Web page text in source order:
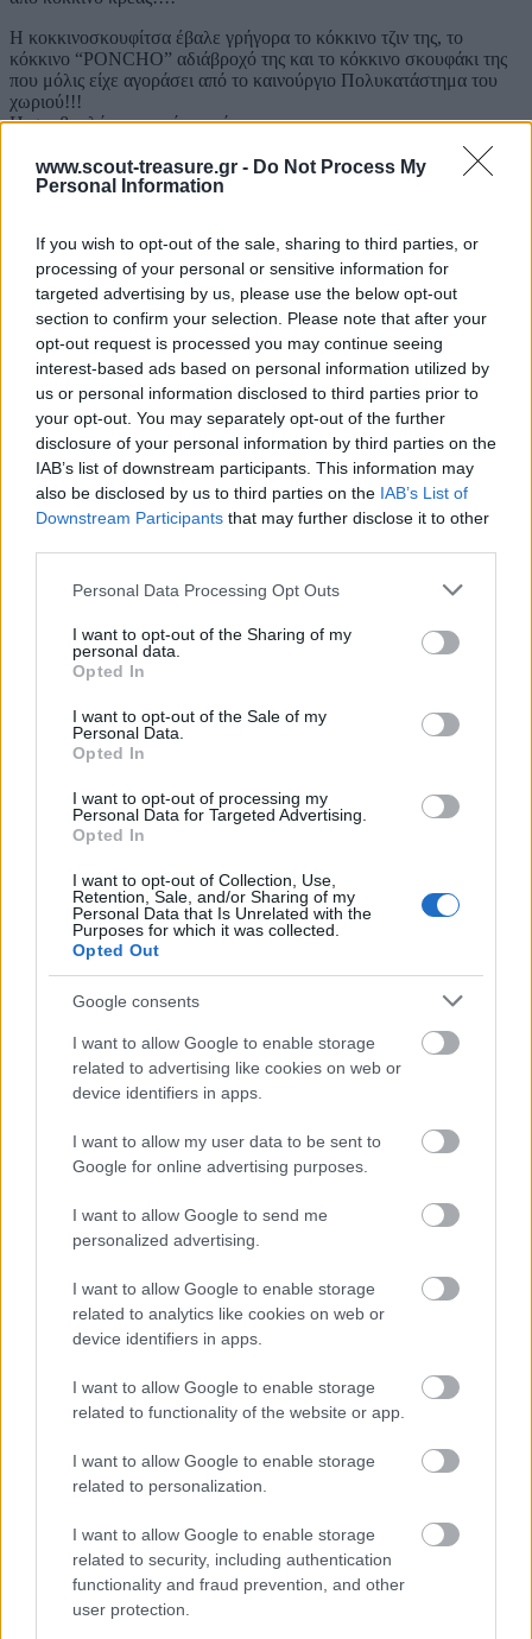
www.scout-treasure.gr - Do Not Process My
Personal Information
If you wish to opt-out of the sale, sharing to third parties, or
processing of your personal or sensitive information for
targeted advertising by us, please use the below opt-out
section to confirm your selection. Please note that after your
opt-out request is processed you may continue seeing
interest-based ads based on personal information utilized by
us or personal information disclosed to third parties prior to
your opt-out. You may separately opt-out of the further
disclosure of your personal information by third parties on the
IAB’s list of downstream participants. This information may
also be disclosed by us to third parties on the IAB’s List of
Downstream Participants that may further disclose it to other
Please note that this website/app uses one or more Google
not limited to your visit or usage behaviour. You may click to
grant or deny consent to Google and its third-party tags to
use your data for below specified purposes in below Google
consent section.
Personal Data Processing Opt Outs
I want to opt-out of the Sharing of my
personal data.
Opted In
I want to opt-out of the Sale of my
Personal Data.
Opted In
I want to opt-out of processing my
Personal Data for Targeted Advertising.
Opted In
I want to opt-out of Collection, Use,
Retention, Sale, and/or Sharing of my
Personal Data that Is Unrelated with the
Purposes for which it was collected.
Opted Out
Google consents
I want to allow Google to enable storage
related to advertising like cookies on web or
device identifiers in apps.
I want to allow my user data to be sent to
Google for online advertising purposes.
I want to allow Google to send me
personalized advertising.
I want to allow Google to enable storage
related to analytics like cookies on web or
device identifiers in apps.
I want to allow Google to enable storage
related to functionality of the website or app.
I want to allow Google to enable storage
related to personalization.
I want to allow Google to enable storage
related to security, including authentication
functionality and fraud prevention, and other
user protection.
Η κοκκινοσκουφίτσα έβαλε γρήγορα το κόκκινο τζιν της, το
κόκκινο “PONCHO” αδιάβροχό της και το κόκκινο σκουφάκι της
που μόλις είχε αγοράσει από το καινούργιο Πολυκατάστημα του
χωριού!!!
Η συμβουλή της μαμάς της ήταν…
– Πρόσεχε κοκκινοσκουφίτσα… στο δάσος υπάρχει ο κακός ο
λύκος… πρόσεχε μην σε πιάσει!!!”
υπήρχε πια… ούτε λουλούδια… ούτε τα αγαπημένα της ζωάκια…
το δάσος ήταν καμένο και παντού υπήρχαν στάχτες και καμένα
δέντρα… Πόσο στενοχωρήθηκε…
Συνέχισε απογοητευμένη ώσπου έφτασε στο σπίτι της γιαγιάς
της… Κόντεψε να λιποθυμήσει όταν είδε το σπίτι καμένο και
κατεστραμμένο… ούτε η γιαγιά ήταν εκεί ούτε κανείς… Μόνο ένα
μήνυμα υπήρχε στην πόρτα που έγραφε τα εξής:
“ΔΕΝ ΜΠΟΡΟΥΜΕ ΝΑ ΜΕΙΝΟΥΜΕ ΑΛΛΟ ΣΕ ΑΥΤΟ ΤΟ
ΜΕΡΟΣ… ΟΙ ΑΝΘΡΩΠΟΙ ΤΟ ΕΚΑΨΑΝ ΚΑΙ ΤΟ ΓΕΜΙΣΑΝ
ΣΚΟΥΠΙΔΙΑ… ΠΑΜΕ ΝΑ ΖΗΣΟΥΜΕ ΑΛΛΟΥ… ΣΕ ΕΝΑ
ΜΕΡΟΣ ΦΥΣΙΚΟ ΚΑΙ ΥΓΕΙΕΣ!!!”
Υπογραφή: ΓΙΑΓΙΑ ΚΑΙ ΛΥΚΟΣ
Γιατί ο Κουμπαράς έχει Σχήμα Γουρουνιού
Ιστορίες Ακέλα ,Τεχνικές Δεξιότητες
Από το περιοδικό «FOCUS» Δευτέρα 21 Ιανουαρίου 2002 Το
γουρούνι ήταν ανέκαθεν σύμβολο αφθονίας και ευημερίας. Πριν
από τη βιομηχανική
Η Βιαστική Βιολέτα
Ιστορίες Ακέλα
Βαθμολογήθηκε με0από 5
– Είναι καιρός ! …είπε η βιολέτα. – Καιρός για ποιο πράγμα; τη
Ο Ανόητος Βασιλιάς
Ιστορίες Ακέλα
Κοινωνική Συνεργασία
Βαθμολογήθηκε με0από 5
παραδοσιακό παραμύθι από το Ιράν Μια φορά κι έναν καιρό, ήταν
Ιστορίες Ακέλα
Βαθμολογήθηκε με0από 5
Ο γέρο-Χρόνος έχει τέσσερα παιδιά: την άνοιξη, το καλοκαίρι, το
φθινόπωρο και το χειμώνα. Τα τέσσερα αυτά παιδιά ονομάζονται
Ποκ ο Εξωγήινος
Βαθμολογήθηκε με0από 5
Γιώργος Μασούρας μαθητής Δ’ δημοτικού Σ’ ένα μακρινό γαλαξία
ζούσε ένας εξωγήινος που τον έλεγαν Ποκ. Δεν ήταν πιο ψηλός